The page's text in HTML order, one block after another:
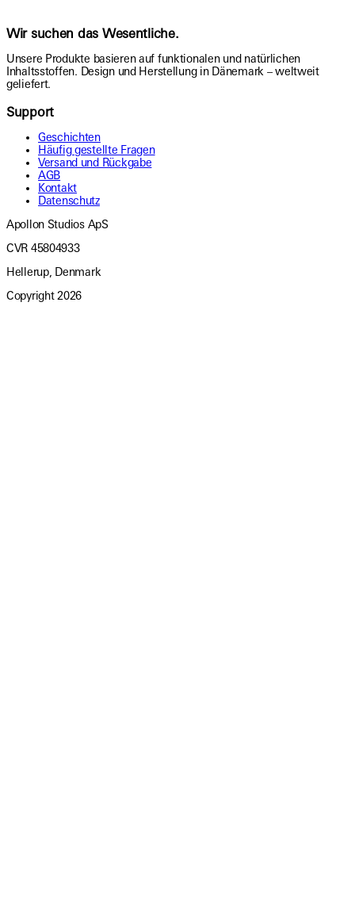
Wir suchen das Wesentliche.
Unsere Produkte basieren auf funktionalen und natürlichen
Inhaltsstoffen. Design und Herstellung in Dänemark – weltweit
geliefert.
Support
Geschichten
Häufig gestellte Fragen
Versand und Rückgabe
AGB
Kontakt
Datenschutz
Apollon Studios ApS
CVR 45804933
Hellerup, Denmark
Copyright2026